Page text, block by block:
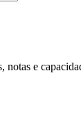
notas e